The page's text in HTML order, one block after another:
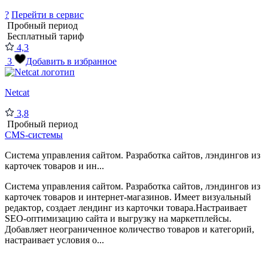
? Перейти в сервис
Пробный период
Бесплатный тариф
4,3
3
Добавить в избранное
Netcat
3,8
Пробный период
CMS-системы
Система управления сайтом. Разработка сайтов, лэндингов из
карточек товаров и ин...
Система управления сайтом. Разработка сайтов, лэндингов из
карточек товаров и интернет-магазинов. Имеет визуальный
редактор, создает лендинг из карточки товара.Настраивает
SEO-оптимизацию сайта и выгрузку на маркетплейсы.
Добавляет неограниченное количество товаров и категорий,
настраивает условия о...